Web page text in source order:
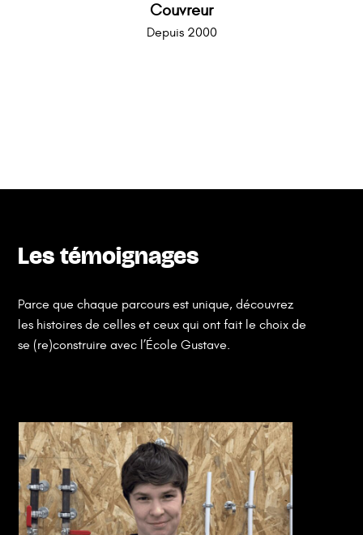
Couvreur
Depuis 2000
Les témoignages
Parce que chaque parcours est unique, découvrez
les histoires de celles et ceux qui ont fait le choix de
se (re)construire avec l’École Gustave.